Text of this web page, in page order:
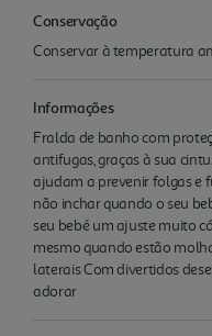
Conservação
Conservar à temperatura
Informações
Fralda de banho com
antifugas, graças à sua
ajudam a prevenir folgas e
não inchar quando o seu
seu bebé um ajuste muito
mesmo quando estão
laterais Com divertidos
adorar